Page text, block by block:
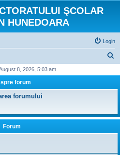
ŞCOLAR
HUNEDOARA
Login
r
h
8, 2026, 5:03 am
forum
forumului
Forum